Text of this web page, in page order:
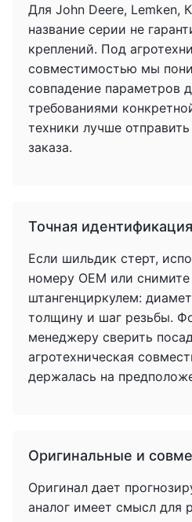
Для John Deere, Lemken,
название серии не
креплений. Под
совместимостью мы
совпадение параметров
требованиями
техники лучше
заказа.
Точная
Если шильдик стерт,
номеру OEM или
штангенциркулем:
толщину и шаг резьбы.
менеджеру сверить
агротехническая
держалась на
Оригинальные и
Оригинал дает
аналог имеет смысл для